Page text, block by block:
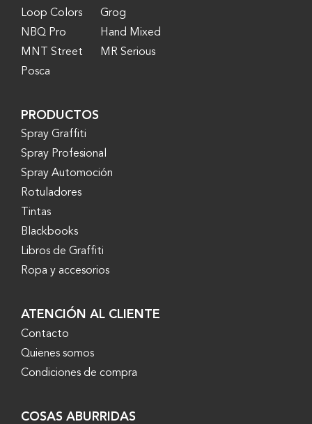
Loop Colors
NBQ Pro
MNT Street
Posca
Grog
Hand Mixed
MR Serious
PRODUCTOS
Spray Graffiti
Spray Profesional
Spray Automoción
Rotuladores
Tintas
Blackbooks
Libros de Graffiti
Ropa y accesorios
ATENCIÓN AL CLIENTE
Contacto
Quienes somos
Condiciones de compra
COSAS ABURRIDAS